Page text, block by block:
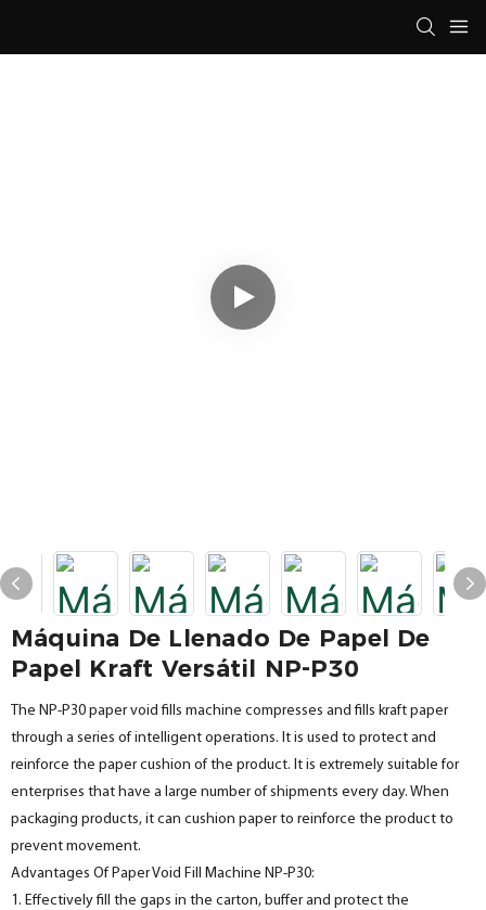
Máquina De Llenado De Papel De
Papel Kraft Versátil NP-P30
The NP-P30 paper void fills machine compresses and fills kraft paper
through a series of intelligent operations. It is used to protect and
reinforce the paper cushion of the product. It is extremely suitable for
enterprises that have a large number of shipments every day. When
packaging products, it can cushion paper to reinforce the product to
prevent movement.
Advantages Of Paper Void Fill Machine NP-P30:
1. Effectively fill the gaps in the carton, buffer and protect the